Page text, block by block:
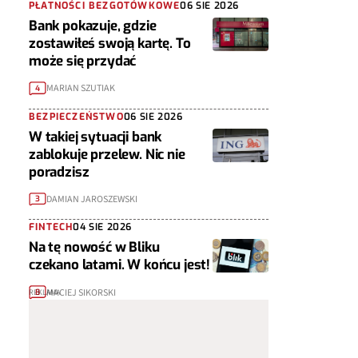
PŁATNOŚCI BEZGOTÓWKOWE06 SIE 2026
Bank pokazuje, gdzie
zostawiłeś swoją kartę. To
może się przydać
4 MARIAN SZUTIAK
BEZPIECZEŃSTWO06 SIE 2026
W takiej sytuacji bank
zablokuje przelew. Nic nie
poradzisz
3 DAMIAN JAROSZEWSKI
FINTECH04 SIE 2026
Na tę nowość w Bliku
czekano latami. W końcu jest!
8 MACIEJ SIKORSKI